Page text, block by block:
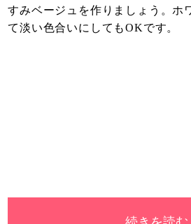
すみベージュを作りましょう。ホ
て淡い色合いにしてもOKです。